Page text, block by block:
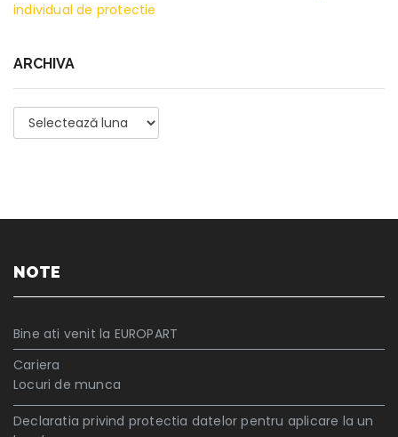
individual de protectie
ARCHIVA
Archiva
NOTE
Bine ati venit la EUROPART
Cariera
Locuri de munca
Declaratia privind protectia datelor pentru aplicare la un